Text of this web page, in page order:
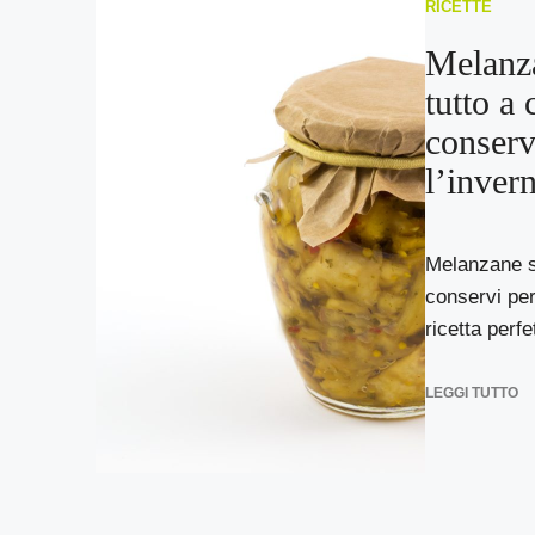
RICETTE
tutto a
Melanzane
conservi
ricetta
LEGGI TUTTO